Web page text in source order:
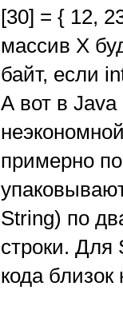
[30] = { 12,
массив X
байт, если
А вот в Java
примерно
String) по
строки. Для
кода